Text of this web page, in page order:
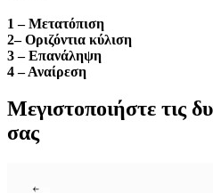
1 – Μετατόπιση
2– Οριζόντια κύλιση
3 – Επανάληψη
4 – Αναίρεση
Μεγιστοποιήστε τις
σας